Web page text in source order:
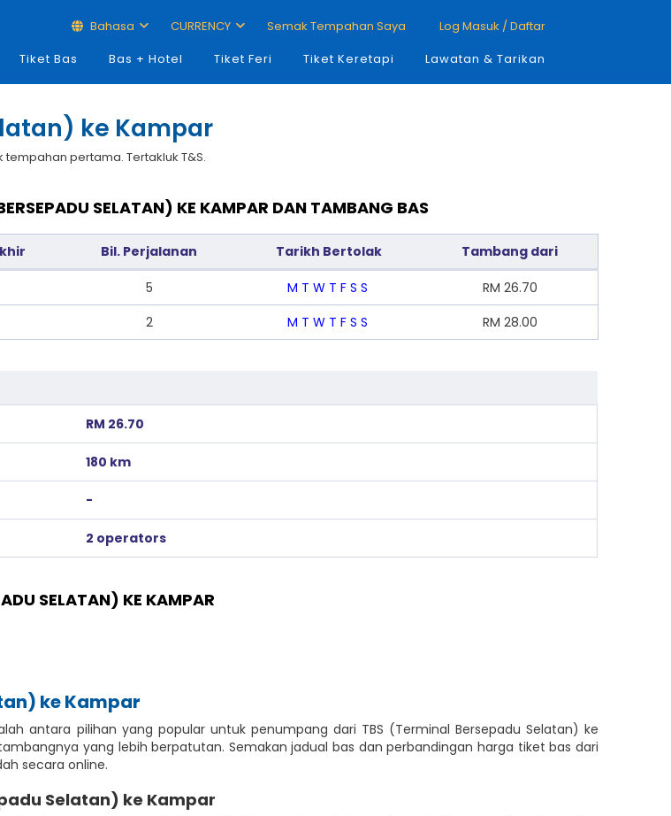
Bahasa CURRENCY Semak Tempahan Saya
Log Masuk / Daftar
Tiket Bas Bas + Hotel Tiket Feri Tiket Keretapi Lawatan & Tarikan
ke Kampar
tempahan pertama. Tertakluk T&S.
SELATAN) KE KAMPAR DAN TAMBANG BAS
Bil. Perjalanan Tarikh Bertolak Tambang dari
5 M T W T F S S RM 26.70
2 M T W T F S S RM 28.00
RM 26.70
180 km
-
2 operators
SELATAN) KE KAMPAR
ke Kampar
antara pilihan yang popular untuk penumpang dari TBS (Terminal Bersepadu Selatan) ke
yang lebih berpatutan. Semakan jadual bas dan perbandingan harga tiket bas dari
secara online.
Selatan) ke Kampar